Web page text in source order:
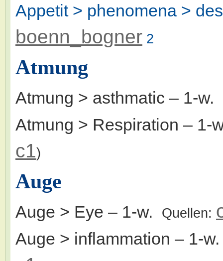
Appetit > phenomena >
boenn_bogner 2
Atmung
Atmung > asthmatic – 1-w.
Atmung > Respiration – 1-
c1)
Auge
Auge > Eye – 1-w. Quellen:
Auge > inflammation – 1-